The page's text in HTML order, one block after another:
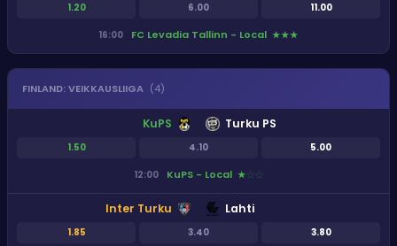
1.20 6.00 11.00
16:00 FC Levadia Tallinn - Local ★★★
FINLAND:VEIKKAUSLIIGA (4)
KuPS
1.50 4.10 5.00
Turku PS
12:00 KuPS - Local ★★★
Inter Turku
1.85 3.40 3.80
Lahti